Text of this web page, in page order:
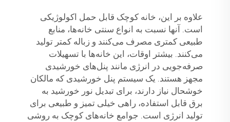
علاوه بر این، خانه کوچک قابل حمل اکولوژیکی
است. آنها نسبت به انواع سنتی خانه‌ها، منابع
طبیعی کمتری مصرف می‌کنند و زباله کمتر تولید
می‌کنند. بیشتر اوقات، این خانه‌ها با تسهیلات
صرفه‌جویی در انرژی مانند پنل‌های خورشیدی
مجهز هستند. یک سیستم پنل خورشیدی که مالکان
خوشحال نیاز دارند، برای تبدیل نور خورشید به
برق قابل استفاده، راهی خیلی تمیز و طبیعی برای
تولید انرژی است. جوامع خانه‌های کوچک به روشی